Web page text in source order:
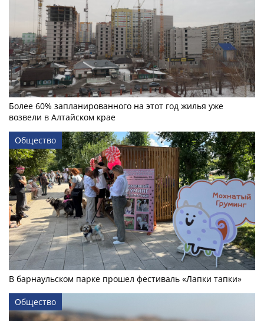
Более 60% запланированного на этот год жилья уже
возвели в Алтайском крае
Общество
В барнаульском парке прошел фестиваль «Лапки тапки»
Общество